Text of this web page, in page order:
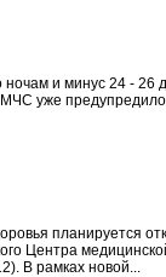
ночам и минус 24 - 26
уже
планируется
Центра
В рамках новой...